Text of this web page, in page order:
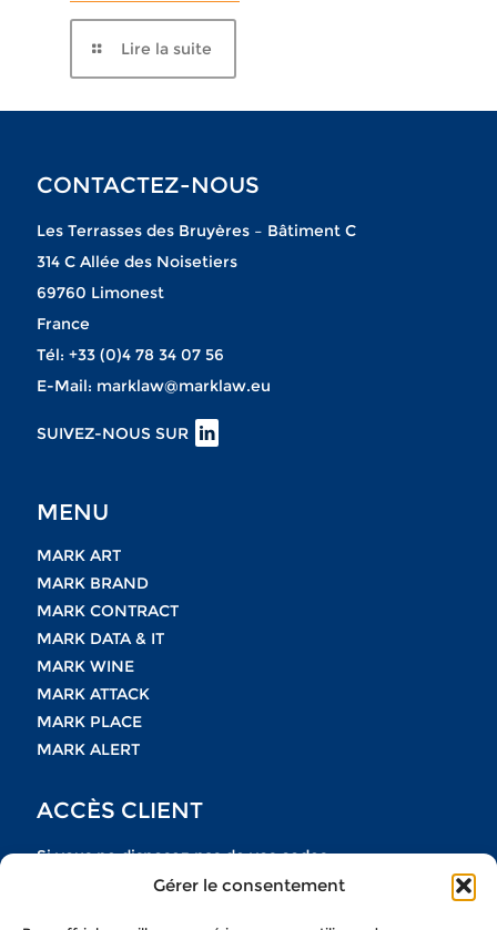
Gérer le consentement
Lire la suite
CONTACTEZ-NOUS
Les Terrasses des Bruyères – Bâtiment C
314 C Allée des Noisetiers
69760 Limonest
France
Tél: +33 (0)4 78 34 07 56
E-Mail: marklaw@marklaw.eu
SUIVEZ-NOUS SUR
MENU
MARK ART
MARK BRAND
MARK CONTRACT
MARK DATA & IT
MARK WINE
MARK ATTACK
MARK PLACE
MARK ALERT
ACCÈS CLIENT
Si vous ne disposez pas de vos codes
n’hésitez pas à nous contacter